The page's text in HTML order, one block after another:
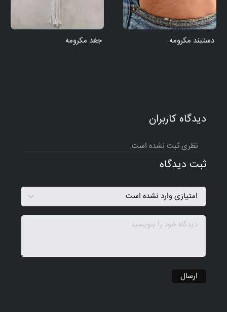
دستبند مکرومه جغد مکرومه
دیدگاه کاربران
نظری ثبت نشده است.
ثبت دیدگاه
ارسال